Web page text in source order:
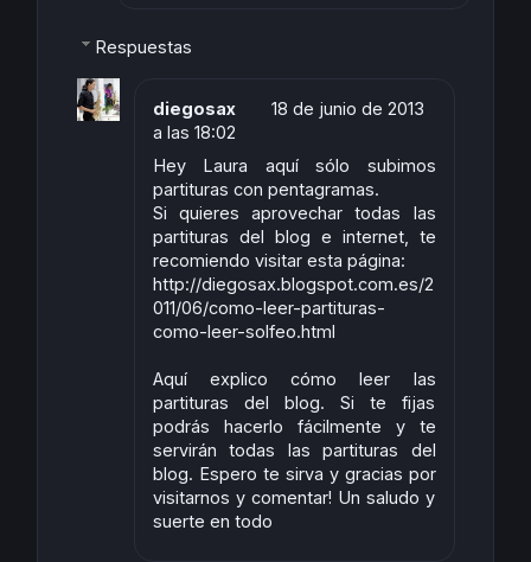
Respuestas
diegosax
18 de junio de 2013
a las 18:02
Hey Laura aquí sólo subimos
partituras con pentagramas.
Si quieres aprovechar todas las
partituras del blog e internet, te
recomiendo visitar esta página:
http://diegosax.blogspot.com.es/2
011/06/como-leer-partituras-
como-leer-solfeo.html
Aquí explico cómo leer las
partituras del blog. Si te fijas
podrás hacerlo fácilmente y te
servirán todas las partituras del
blog. Espero te sirva y gracias por
visitarnos y comentar! Un saludo y
suerte en todo